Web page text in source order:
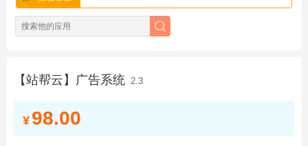
【站帮云】广告系统 2.3
¥ 98.00